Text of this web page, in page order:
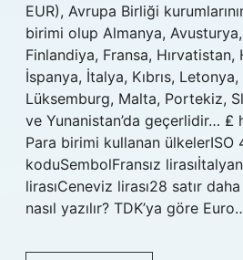
EUR), Avrupa Birliği
birimi olup Almanya,
Finlandiya, Fransa, Hırvatistan,
İspanya, İtalya, Kıbrıs,
Lüksemburg, Malta, Portekiz,
ve Yunanistan’da geçerlidir… ₤
Para birimi kullanan ülkelerISO
koduSembolFransız
lirasıCeneviz lirası28 satır
nasıl yazılır? TDK’ya göre